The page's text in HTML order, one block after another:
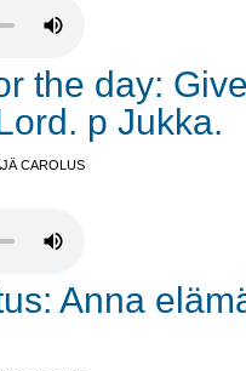
the day:
p Jukka.
CAROLUS
Anna